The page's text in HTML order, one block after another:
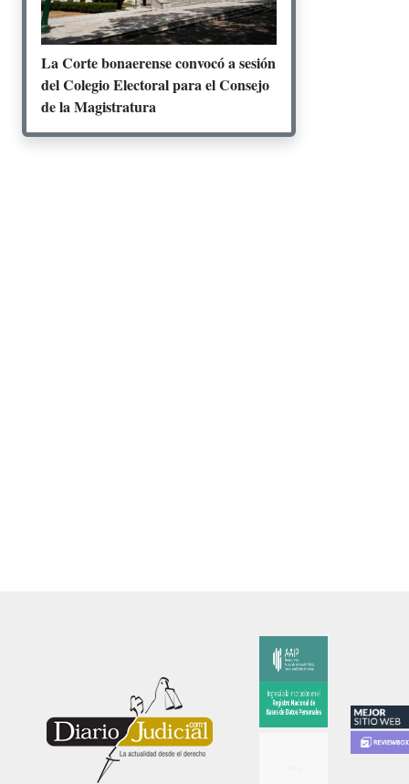
La Corte bonaerense convocó a sesión
del Colegio Electoral para el Consejo
de la Magistratura